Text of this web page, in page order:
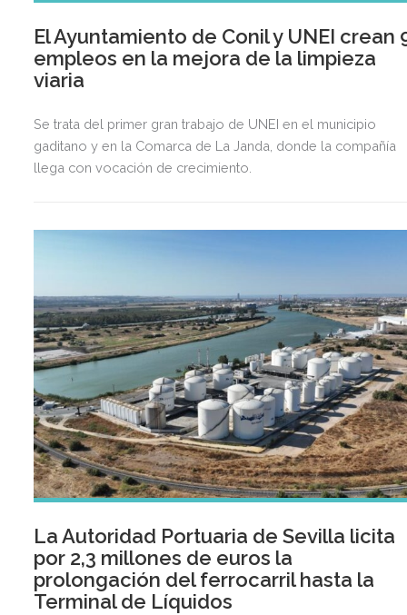
El Ayuntamiento de Conil y UNEI crean
empleos en la mejora de la limpieza
viaria
Se trata del primer gran trabajo de UNEI en el municipio
gaditano y en la Comarca de La Janda, donde la compañía
llega con vocación de crecimiento.
La Autoridad Portuaria de Sevilla licita
por 2,3 millones de euros la
prolongación del ferrocarril hasta la
Terminal de Líquidos